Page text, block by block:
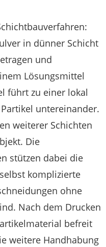
in dünner Schicht
und
Lösungsmittel
führt zu einer lokal
untereinander.
weiterer Schichten
Die
stützen dabei die
komplizierte
ohne
Nach dem Drucken
befreit
weitere Handhabung